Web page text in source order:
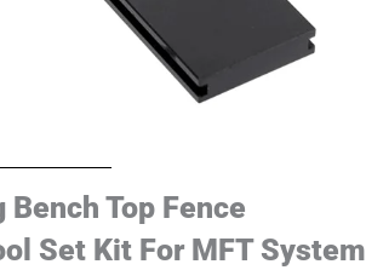
Top Fence
Set Kit For MFT System